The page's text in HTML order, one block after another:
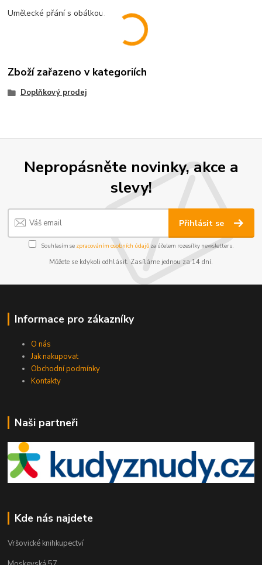
Umělecké přání s obálkou.
Zboží zařazeno v kategoriích
Doplňkový prodej
Nepropásněte novinky, akce a
slevy!
Přihlásit se
Souhlasím se zpracováním osobních údajůza účelem rozesílky newsletteru.
Můžete se kdykoli odhlásit. Zasíláme jednou za 14 dní.
Informace pro zákazníky
O nás
Jak nakupovat
Obchodní podmínky
Kontakty
Naši partneři
Kde nás najdete
Vršovické knihkupectví